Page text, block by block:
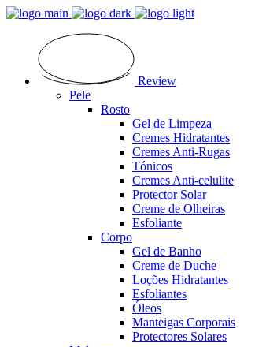
Review
Pele
Rosto
Gel de Limpeza
Cremes Hidratantes
Cremes Anti-Rugas
Tónicos
Cremes Anti-celulite
Protector Solar
Creme de Olheiras
Esfoliante
Corpo
Gel de Banho
Creme de Duche
Loções Hidratantes
Esfoliantes
Óleos
Manteigas Corporais
Protectores Solares